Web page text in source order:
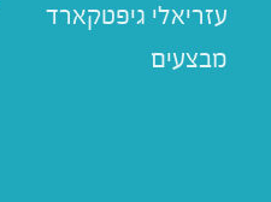
עזריאלי גיפטקארד
מבצעים